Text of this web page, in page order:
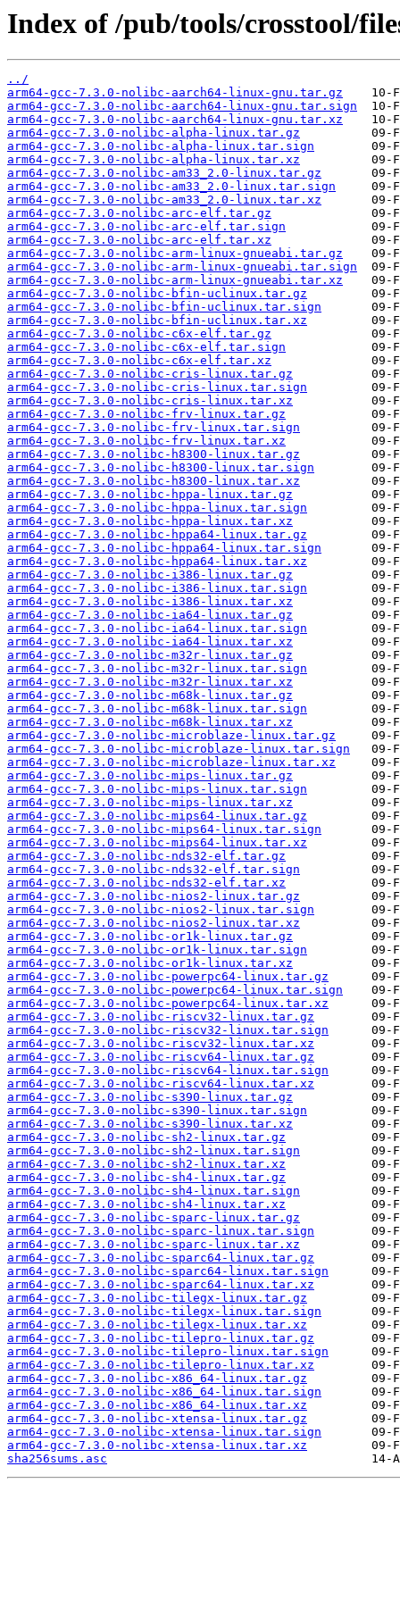
Index of /pub/tools/crosstool/
../
arm64-gcc-7.3.0-nolibc-aarch64-linux-gnu.tar.gz
arm64-gcc-7.3.0-nolibc-aarch64-linux-gnu.tar.sign
arm64-gcc-7.3.0-nolibc-aarch64-linux-gnu.tar.xz
arm64-gcc-7.3.0-nolibc-alpha-linux.tar.gz
arm64-gcc-7.3.0-nolibc-alpha-linux.tar.sign
arm64-gcc-7.3.0-nolibc-alpha-linux.tar.xz
arm64-gcc-7.3.0-nolibc-am33_2.0-linux.tar.gz
arm64-gcc-7.3.0-nolibc-am33_2.0-linux.tar.sign
arm64-gcc-7.3.0-nolibc-am33_2.0-linux.tar.xz
arm64-gcc-7.3.0-nolibc-arc-elf.tar.gz
arm64-gcc-7.3.0-nolibc-arc-elf.tar.sign
arm64-gcc-7.3.0-nolibc-arc-elf.tar.xz
arm64-gcc-7.3.0-nolibc-arm-linux-gnueabi.tar.gz
arm64-gcc-7.3.0-nolibc-arm-linux-gnueabi.tar.sign
arm64-gcc-7.3.0-nolibc-arm-linux-gnueabi.tar.xz
arm64-gcc-7.3.0-nolibc-bfin-uclinux.tar.gz
arm64-gcc-7.3.0-nolibc-bfin-uclinux.tar.sign
arm64-gcc-7.3.0-nolibc-bfin-uclinux.tar.xz
arm64-gcc-7.3.0-nolibc-c6x-elf.tar.gz
arm64-gcc-7.3.0-nolibc-c6x-elf.tar.sign
arm64-gcc-7.3.0-nolibc-c6x-elf.tar.xz
arm64-gcc-7.3.0-nolibc-cris-linux.tar.gz
arm64-gcc-7.3.0-nolibc-cris-linux.tar.sign
arm64-gcc-7.3.0-nolibc-cris-linux.tar.xz
arm64-gcc-7.3.0-nolibc-frv-linux.tar.gz
arm64-gcc-7.3.0-nolibc-frv-linux.tar.sign
arm64-gcc-7.3.0-nolibc-frv-linux.tar.xz
arm64-gcc-7.3.0-nolibc-h8300-linux.tar.gz
arm64-gcc-7.3.0-nolibc-h8300-linux.tar.sign
arm64-gcc-7.3.0-nolibc-h8300-linux.tar.xz
arm64-gcc-7.3.0-nolibc-hppa-linux.tar.gz
arm64-gcc-7.3.0-nolibc-hppa-linux.tar.sign
arm64-gcc-7.3.0-nolibc-hppa-linux.tar.xz
arm64-gcc-7.3.0-nolibc-hppa64-linux.tar.gz
arm64-gcc-7.3.0-nolibc-hppa64-linux.tar.sign
arm64-gcc-7.3.0-nolibc-hppa64-linux.tar.xz
arm64-gcc-7.3.0-nolibc-i386-linux.tar.gz
arm64-gcc-7.3.0-nolibc-i386-linux.tar.sign
arm64-gcc-7.3.0-nolibc-i386-linux.tar.xz
arm64-gcc-7.3.0-nolibc-ia64-linux.tar.gz
arm64-gcc-7.3.0-nolibc-ia64-linux.tar.sign
arm64-gcc-7.3.0-nolibc-ia64-linux.tar.xz
arm64-gcc-7.3.0-nolibc-m32r-linux.tar.gz
arm64-gcc-7.3.0-nolibc-m32r-linux.tar.sign
arm64-gcc-7.3.0-nolibc-m32r-linux.tar.xz
arm64-gcc-7.3.0-nolibc-m68k-linux.tar.gz
arm64-gcc-7.3.0-nolibc-m68k-linux.tar.sign
arm64-gcc-7.3.0-nolibc-m68k-linux.tar.xz
arm64-gcc-7.3.0-nolibc-microblaze-linux.tar.gz
arm64-gcc-7.3.0-nolibc-microblaze-linux.tar.sign
arm64-gcc-7.3.0-nolibc-microblaze-linux.tar.xz
arm64-gcc-7.3.0-nolibc-mips-linux.tar.gz
arm64-gcc-7.3.0-nolibc-mips-linux.tar.sign
arm64-gcc-7.3.0-nolibc-mips-linux.tar.xz
arm64-gcc-7.3.0-nolibc-mips64-linux.tar.gz
arm64-gcc-7.3.0-nolibc-mips64-linux.tar.sign
arm64-gcc-7.3.0-nolibc-mips64-linux.tar.xz
arm64-gcc-7.3.0-nolibc-nds32-elf.tar.gz
arm64-gcc-7.3.0-nolibc-nds32-elf.tar.sign
arm64-gcc-7.3.0-nolibc-nds32-elf.tar.xz
arm64-gcc-7.3.0-nolibc-nios2-linux.tar.gz
arm64-gcc-7.3.0-nolibc-nios2-linux.tar.sign
arm64-gcc-7.3.0-nolibc-nios2-linux.tar.xz
arm64-gcc-7.3.0-nolibc-or1k-linux.tar.gz
arm64-gcc-7.3.0-nolibc-or1k-linux.tar.sign
arm64-gcc-7.3.0-nolibc-or1k-linux.tar.xz
arm64-gcc-7.3.0-nolibc-powerpc64-linux.tar.gz
arm64-gcc-7.3.0-nolibc-powerpc64-linux.tar.sign
arm64-gcc-7.3.0-nolibc-powerpc64-linux.tar.xz
arm64-gcc-7.3.0-nolibc-riscv32-linux.tar.gz
arm64-gcc-7.3.0-nolibc-riscv32-linux.tar.sign
arm64-gcc-7.3.0-nolibc-riscv32-linux.tar.xz
arm64-gcc-7.3.0-nolibc-riscv64-linux.tar.gz
arm64-gcc-7.3.0-nolibc-riscv64-linux.tar.sign
arm64-gcc-7.3.0-nolibc-riscv64-linux.tar.xz
arm64-gcc-7.3.0-nolibc-s390-linux.tar.gz
arm64-gcc-7.3.0-nolibc-s390-linux.tar.sign
arm64-gcc-7.3.0-nolibc-s390-linux.tar.xz
arm64-gcc-7.3.0-nolibc-sh2-linux.tar.gz
arm64-gcc-7.3.0-nolibc-sh2-linux.tar.sign
arm64-gcc-7.3.0-nolibc-sh2-linux.tar.xz
arm64-gcc-7.3.0-nolibc-sh4-linux.tar.gz
arm64-gcc-7.3.0-nolibc-sh4-linux.tar.sign
arm64-gcc-7.3.0-nolibc-sh4-linux.tar.xz
arm64-gcc-7.3.0-nolibc-sparc-linux.tar.gz
arm64-gcc-7.3.0-nolibc-sparc-linux.tar.sign
arm64-gcc-7.3.0-nolibc-sparc-linux.tar.xz
arm64-gcc-7.3.0-nolibc-sparc64-linux.tar.gz
arm64-gcc-7.3.0-nolibc-sparc64-linux.tar.sign
arm64-gcc-7.3.0-nolibc-sparc64-linux.tar.xz
arm64-gcc-7.3.0-nolibc-tilegx-linux.tar.gz
arm64-gcc-7.3.0-nolibc-tilegx-linux.tar.sign
arm64-gcc-7.3.0-nolibc-tilegx-linux.tar.xz
arm64-gcc-7.3.0-nolibc-tilepro-linux.tar.gz
arm64-gcc-7.3.0-nolibc-tilepro-linux.tar.sign
arm64-gcc-7.3.0-nolibc-tilepro-linux.tar.xz
arm64-gcc-7.3.0-nolibc-x86_64-linux.tar.gz
arm64-gcc-7.3.0-nolibc-x86_64-linux.tar.sign
arm64-gcc-7.3.0-nolibc-x86_64-linux.tar.xz
arm64-gcc-7.3.0-nolibc-xtensa-linux.tar.gz
arm64-gcc-7.3.0-nolibc-xtensa-linux.tar.sign
arm64-gcc-7.3.0-nolibc-xtensa-linux.tar.xz
sha256sums.asc